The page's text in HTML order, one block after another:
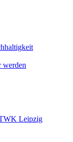
werden
Leipzig